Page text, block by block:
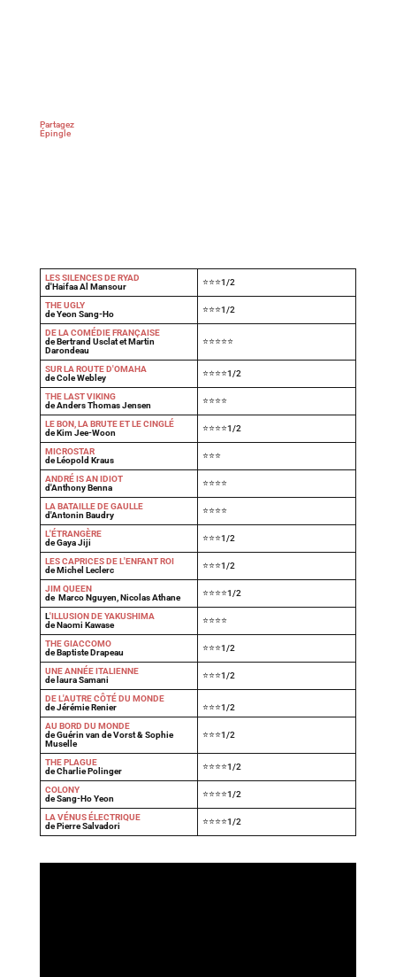
Partagez
Épingle
LES SILENCES DE RYAD
d'Haifaa Al Mansour
⭐⭐⭐1/2
THE UGLY
de Yeon Sang-Ho
⭐⭐⭐1/2
DE LA COMÉDIE FRANÇAISE
de Bertrand Usclat et Martin
Darondeau
⭐⭐⭐⭐⭐
SUR LA ROUTE D'OMAHA
de Cole Webley
⭐⭐⭐⭐1/2
THE LAST VIKING
de Anders Thomas Jensen
⭐⭐⭐⭐
LE BON, LA BRUTE ET LE CINGLÉ
de Kim Jee-Woon
⭐⭐⭐⭐1/2
MICROSTAR
de Léopold Kraus
⭐⭐⭐
ANDRÉ IS AN IDIOT
d'Anthony Benna
⭐⭐⭐⭐
LA BATAILLE DE GAULLE
d'Antonin Baudry
⭐⭐⭐⭐
L'ÉTRANGÈRE
de Gaya Jiji
⭐⭐⭐1/2
LES CAPRICES DE L'ENFANT ROI
de Michel Leclerc
⭐⭐⭐1/2
JIM QUEEN
de Marco Nguyen, Nicolas Athane
⭐⭐⭐⭐1/2
L'ILLUSION DE YAKUSHIMA
de Naomi Kawase
⭐⭐⭐⭐
THE GIACCOMO
de Baptiste Drapeau
⭐⭐⭐1/2
UNE ANNÉE ITALIENNE
de laura Samani
⭐⭐⭐1/2
DE L'AUTRE CÔTÉ DU MONDE
de Jérémie Renier
⭐⭐⭐1/2
AU BORD DU MONDE
de Guérin van de Vorst & Sophie
Muselle
⭐⭐⭐1/2
THE PLAGUE
de Charlie Polinger
⭐⭐⭐⭐1/2
COLONY
de Sang-Ho Yeon
⭐⭐⭐⭐1/2
LA VÉNUS ÉLECTRIQUE
de Pierre Salvadori
⭐⭐⭐⭐1/2